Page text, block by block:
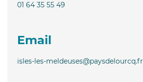
01 64 35 55 49
Email
isles-les-meldeuses@paysdelourcq.fr